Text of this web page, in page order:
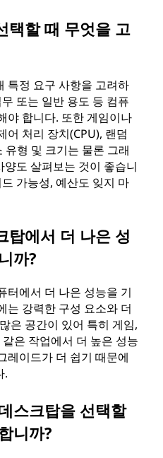
택할 때 무엇을 고
특정 요구 사항을 고려하
또는 일반 용도 등 컴퓨
야 합니다. 또한 게임이나
어 처리 장치(CPU), 랜덤
유형 및 크기는 물론 그래
도 살펴보는 것이 좋습니
가능성, 예산도 잊지 마
탑에서 더 나은 성
까?
터에서 더 나은 성능을 기
는 강력한 구성 요소와 더
은 공간이 있어 특히 게임,
은 작업에서 더 높은 성능
레이드가 더 쉽기 때문에
.
스크탑을 선택할
니까?